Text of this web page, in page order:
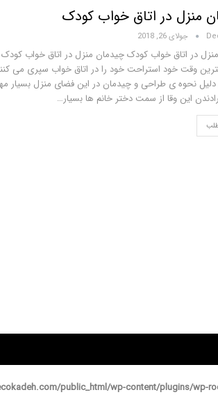
منزل در اتاق خواب کودک
جولای 26, 2018
در اتاق خواب کودک چیدمان منزل در اتاق خواب
وقت خود استراحت خود را در اتاق خواب سپری می
نحوه ی طراحی و چیدمان در این فضای منزل بسیار
این وقا از سمت دختر خانم ها بسیار…
public_html/wp-content/plugins/wp-